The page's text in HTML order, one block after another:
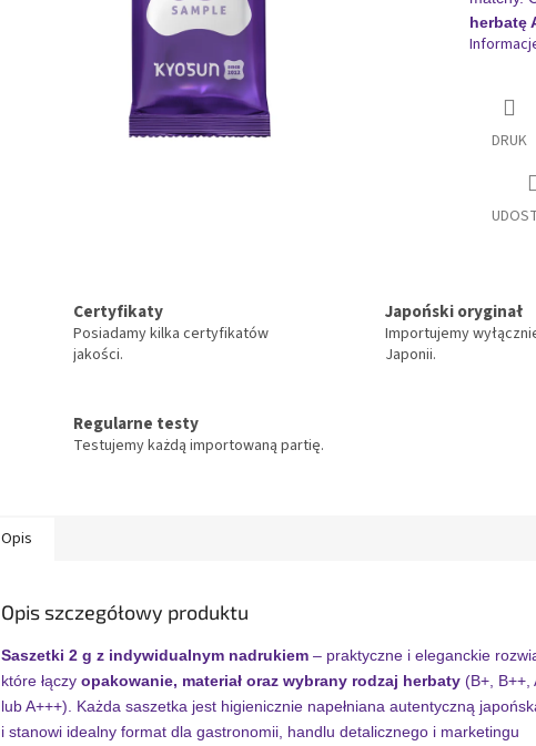
herbatę
DRUK
Certyfikaty
Posiadamy kilka certyfikatów
jakości.
Japoński oryginał
Importujemy
Japonii.
Regularne testy
Testujemy każdą importowaną partię.
Opis
Opis szczegółowy produktu
Saszetki 2 g z indywidualnym nadrukiem – praktyczne i eleganckie
które łączy opakowanie, materiał oraz wybrany rodzaj herbaty (B+, B++,
lub A+++). Każda saszetka jest higienicznie napełniana autentyczną
i stanowi idealny format dla gastronomii, handlu detalicznego i marketingu